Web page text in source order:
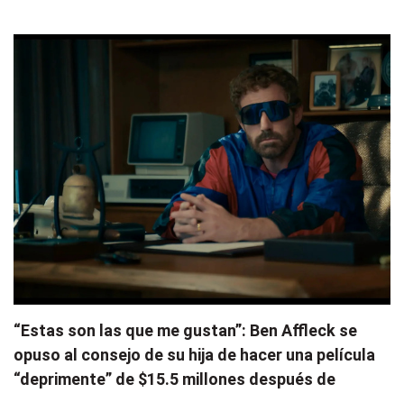
“Estas son las que me gustan”: Ben Affleck se
opuso al consejo de su hija de hacer una película
“deprimente” de $15.5 millones después de